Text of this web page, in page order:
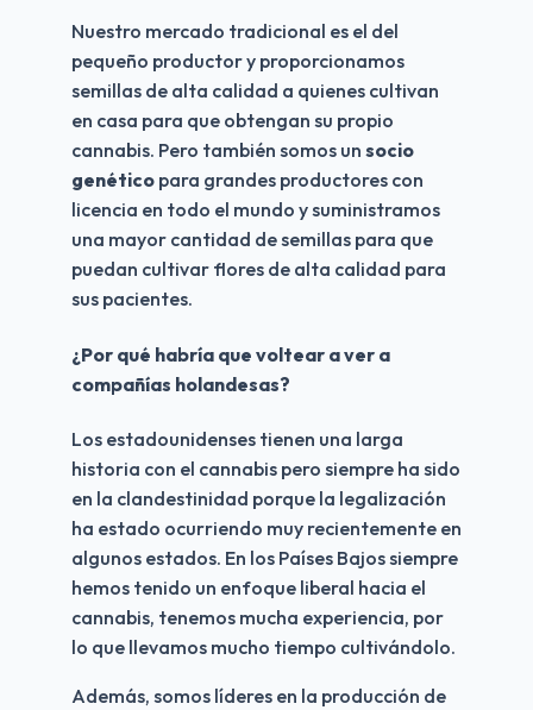
Nuestro mercado tradicional es el del
pequeño productor y proporcionamos
semillas de alta calidad a quienes cultivan
en casa para que obtengan su propio
cannabis. Pero también somos un socio
genético para grandes productores con
licencia en todo el mundo y suministramos
una mayor cantidad de semillas para que
puedan cultivar flores de alta calidad para
sus pacientes.
¿Por qué habría que voltear a ver a
compañías holandesas?
Los estadounidenses tienen una larga
historia con el cannabis pero siempre ha sido
en la clandestinidad porque la legalización
ha estado ocurriendo muy recientemente en
algunos estados. En los Países Bajos siempre
hemos tenido un enfoque liberal hacia el
cannabis, tenemos mucha experiencia, por
lo que llevamos mucho tiempo cultivándolo.
Además, somos líderes en la producción de